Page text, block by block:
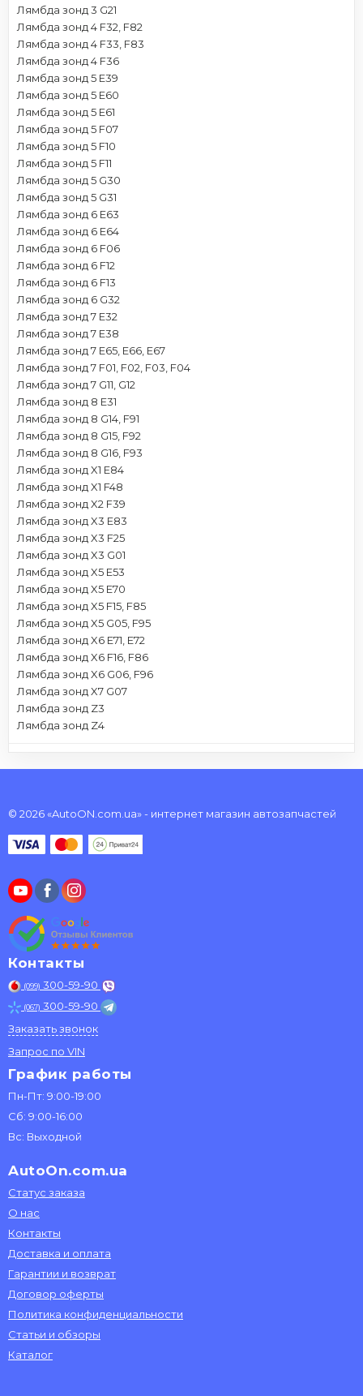
Лямбда зонд 3 G21
Лямбда зонд 4 F32, F82
Лямбда зонд 4 F33, F83
Лямбда зонд 4 F36
Лямбда зонд 5 E39
Лямбда зонд 5 E60
Лямбда зонд 5 E61
Лямбда зонд 5 F07
Лямбда зонд 5 F10
Лямбда зонд 5 F11
Лямбда зонд 5 G30
Лямбда зонд 5 G31
Лямбда зонд 6 E63
Лямбда зонд 6 E64
Лямбда зонд 6 F06
Лямбда зонд 6 F12
Лямбда зонд 6 F13
Лямбда зонд 6 G32
Лямбда зонд 7 E32
Лямбда зонд 7 E38
Лямбда зонд 7 E65, E66, E67
Лямбда зонд 7 F01, F02, F03, F04
Лямбда зонд 7 G11, G12
Лямбда зонд 8 E31
Лямбда зонд 8 G14, F91
Лямбда зонд 8 G15, F92
Лямбда зонд 8 G16, F93
Лямбда зонд X1 E84
Лямбда зонд X1 F48
Лямбда зонд X2 F39
Лямбда зонд X3 E83
Лямбда зонд X3 F25
Лямбда зонд X3 G01
Лямбда зонд X5 E53
Лямбда зонд X5 E70
Лямбда зонд X5 F15, F85
Лямбда зонд X5 G05, F95
Лямбда зонд X6 E71, E72
Лямбда зонд X6 F16, F86
Лямбда зонд X6 G06, F96
Лямбда зонд X7 G07
Лямбда зонд Z3
Лямбда зонд Z4
© 2026 «AutoON.com.ua» - интернет магазин автозапчастей
Контакты
(099) 300-59-90
(067) 300-59-90
Заказать звонок
Запрос по VIN
График работы
Пн-Пт: 9:00-19:00
Сб: 9:00-16:00
Вс: Выходной
AutoOn.com.ua
Статус заказа
О нас
Контакты
Доставка и оплата
Гарантии и возврат
Договор оферты
Политика конфиденциальности
Статьи и обзоры
Каталог